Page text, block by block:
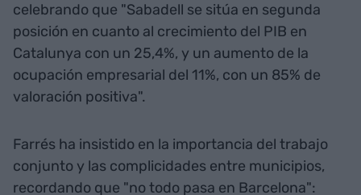
celebrando que "Sabadell se sitúa en segunda
posición en cuanto al crecimiento del PIB en
Catalunya con un 25,4%, y un aumento de la
ocupación empresarial del 11%, con un 85% de
valoración positiva".
Farrés ha insistido en la importancia del trabajo
conjunto y las complicidades entre municipios,
recordando que "no todo pasa en Barcelona":